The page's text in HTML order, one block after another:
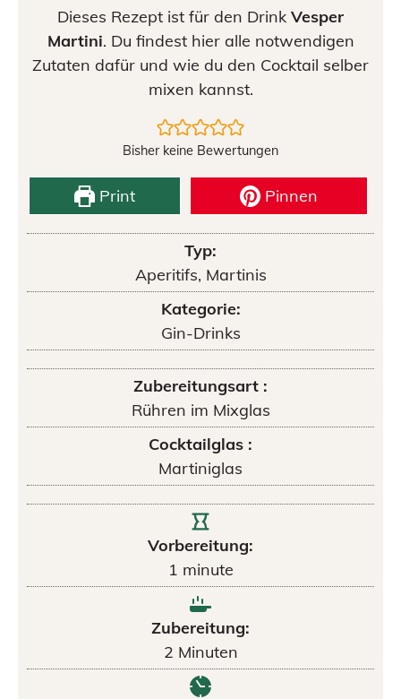
Dieses Rezept ist für den Drink Vesper
Martini. Du findest hier alle notwendigen
Zutaten dafür und wie du den Cocktail selber
mixen kannst.
Bisher keine Bewertungen
Print Pinnen
Typ:
Aperitifs, Martinis
Kategorie:
Gin-Drinks
Zubereitungsart :
Rühren im Mixglas
Cocktailglas :
Martiniglas
Vorbereitung:
1 minute
Zubereitung:
2 Minuten